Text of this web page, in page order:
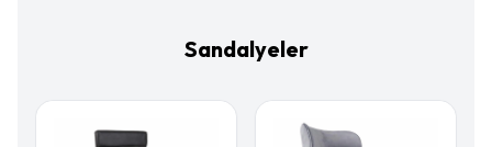
Sandalyeler